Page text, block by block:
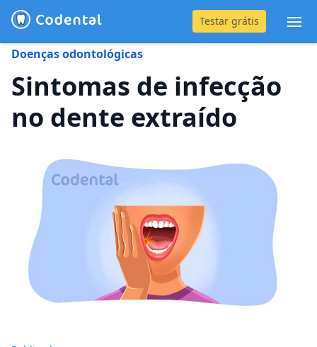
Testar grátis
(31) 4042-0882
Blog
Preço
Entrar
Doenças odontológicas
Sintomas de infecção
no dente extraído